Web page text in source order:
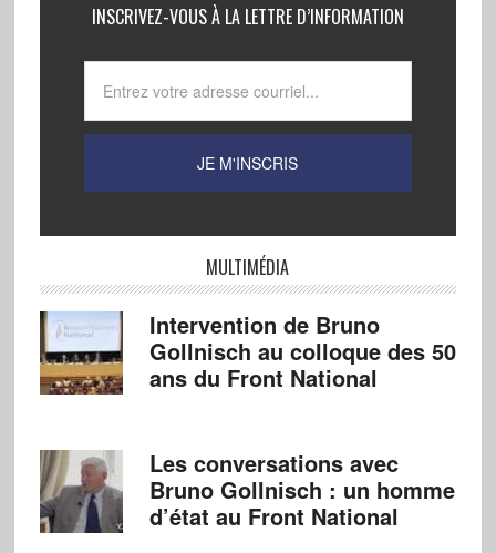
INSCRIVEZ-VOUS À LA LETTRE D’INFORMATION
MULTIMÉDIA
Intervention de Bruno
Gollnisch au colloque des 50
ans du Front National
Les conversations avec
Bruno Gollnisch : un homme
d’état au Front National